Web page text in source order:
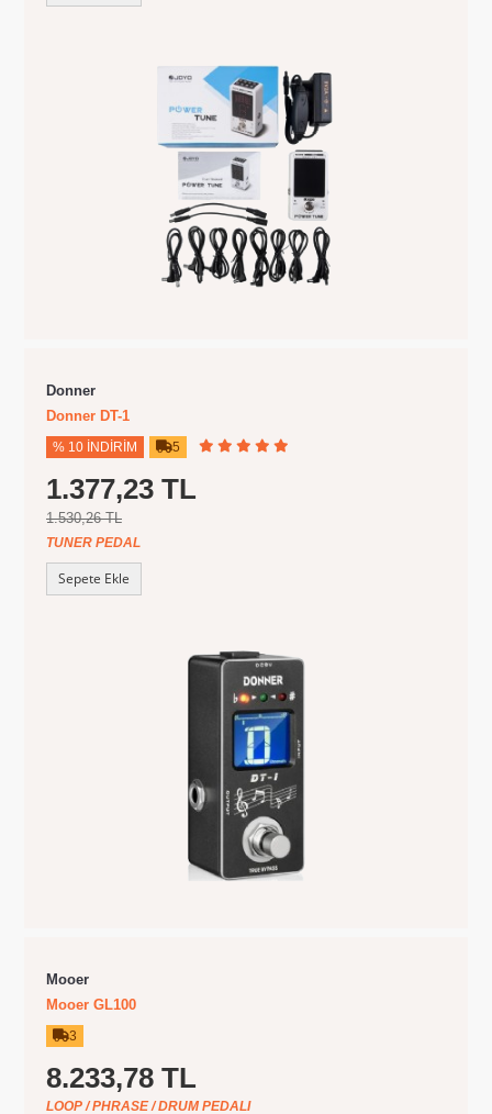
Donner
Donner DT-1
% 10 İNDIRIM 5
1.377,23 TL
1.530,26 TL
TUNER PEDAL
Sepete Ekle
Mooer
Mooer GL100
3
8.233,78 TL
LOOP / PHRASE / DRUM PEDALI